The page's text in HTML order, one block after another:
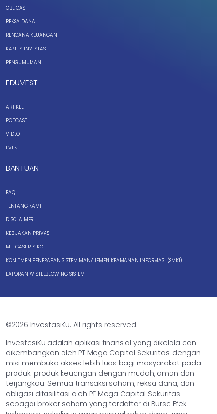
OBLIGASI
REKSA DANA
RENCANA KEUANGAN
KAMUS INVESTASI
PENGUMUMAN
EDUVEST
ARTIKEL
PODCAST
VIDEO
EVENT
BANTUAN
FAQ
TENTANG KAMI
DISCLAIMER
KEBIJAKAN PRIVASI
MITIGASI RESIKO
KOMITMEN PENERAPAN SISTEM MANAJEMEN KEAMANAN INFORMASI (SMKI)
LAPORAN WISTLEBLOWING SISTEM
©2026 InvestasiKu. All rights reserved.
InvestasiKu adalah aplikasi finansial yang dikelola dan
dikembangkan oleh PT Mega Capital Sekuritas, dengan
misi membuka akses lebih luas bagi masyarakat pada
produk-produk keuangan dengan mudah, aman dan
terjangkau. Semua transaksi saham, reksa dana, dan
obligasi difasilitasi oleh PT Mega Capital Sekuritas
sebagai broker saham yang terdaftar di Bursa Efek